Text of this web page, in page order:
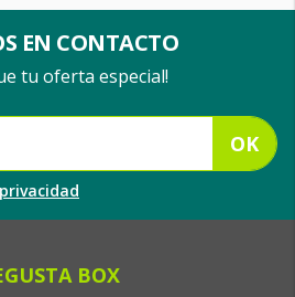
EN CONTACTO
tu oferta especial!
OK
BOX